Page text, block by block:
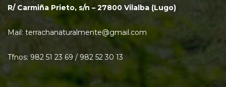
R/ Carmiña Prieto, s/n – 27800 Vilalba (Lugo)
Mail: terrachanaturalmente@gmail.com
Tfnos: 982 51 23 69 / 982 52 30 13